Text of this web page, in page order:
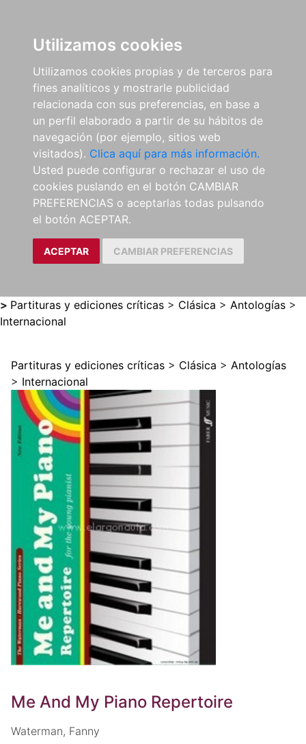
Utilizamos cookies
Utilizamos cookies propias y de terceros para
fines analíticos y mostrarle publicidad
relacionada con sus preferencias, en base a
un perfil elaborado a partir de su hábitos de
navegación (por ejemplo, sitios web
visitados). Clica aquí para más información.
Usted puede configurar o rechazar el uso de
cookies puslando en el botón CAMBIAR
PREFERENCIAS o aceptarlas todas pulsando
el botón ACEPTAR.
ACEPTAR CAMBIAR PREFERENCIAS
> Partituras y ediciones críticas > Clásica > Antologías >
Internacional
Partituras y ediciones críticas > Clásica > Antologías
> Internacional
Me And My Piano Repertoire
Waterman, Fanny